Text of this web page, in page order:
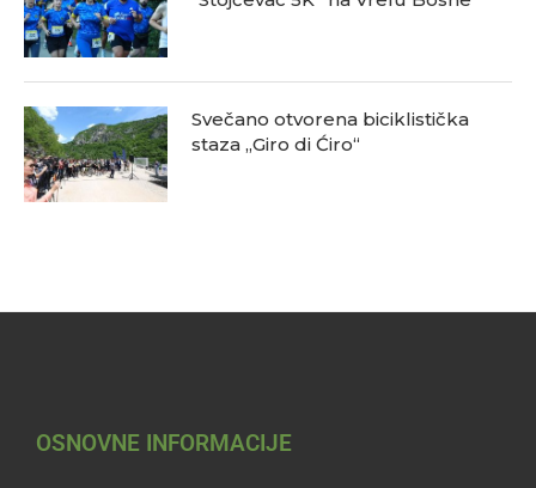
Svečano otvorena biciklistička
staza „Giro di Ćiro“
OSNOVNE INFORMACIJE